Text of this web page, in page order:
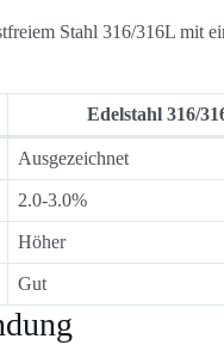
Stahl 316/316L mit
Edelstahl 316/
Ausgezeichnet
2.0-3.0%
Höher
Gut